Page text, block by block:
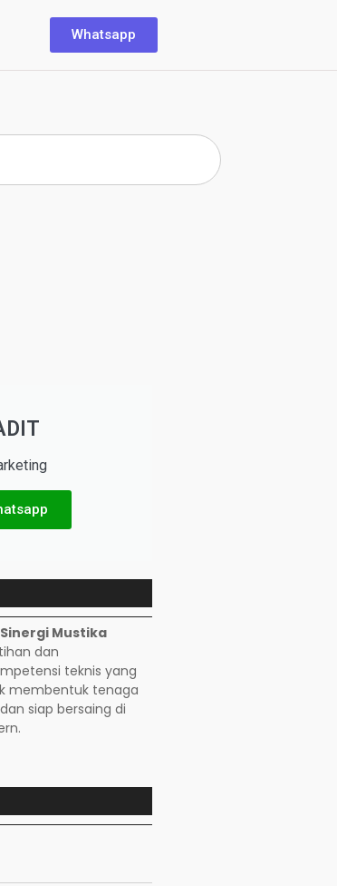
Whatsapp
Sinergi Mustika
dan
teknis yang
membentuk tenaga
siap bersaing di